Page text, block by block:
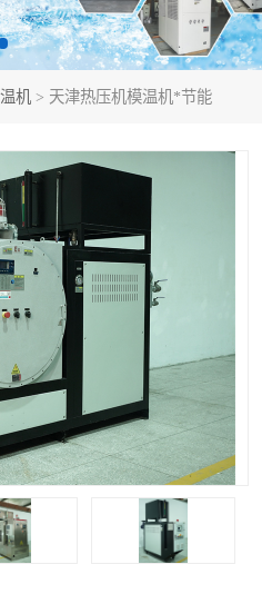
机 > 天津热压机模温机*节能